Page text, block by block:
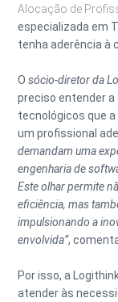
Alocação de
especializada em
tenha aderência à
Osócio-diretor da
preciso entender a
tecnológicos que
um profissional
demandam uma
engenharia de
Este olhar permite
eficiência, mas
impulsionando a
envolvida”,
Por isso, a
atender às